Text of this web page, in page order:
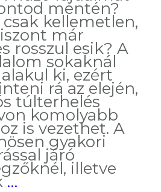
mentén?
kellemetlen,
már
rosszul esik? A
sokaknál
ki, ezért
rá az elején,
túlterhelés
komolyabb
is vezethet. A
gyakori
járó
illetve
… Sípcsont